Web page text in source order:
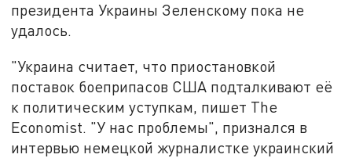
президента Украины Зеленскому пока не
удалось.
"Украина считает, что приостановкой
поставок боеприпасов США подталкивают её
к политическим уступкам, пишет The
Economist. "У нас проблемы", признался в
интервью немецкой журналистке украинский